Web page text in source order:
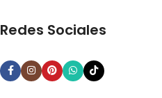
Redes Sociales